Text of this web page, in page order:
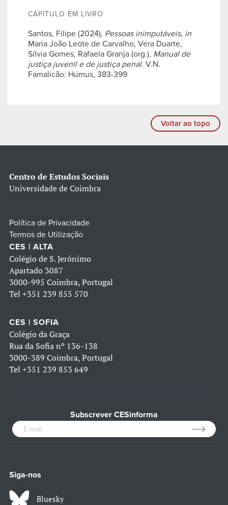
CAPÍTULO EM LIVRO
Santos, Filipe (2024), Pessoas inimputáveis, in
Maria João Leote de Carvalho, Vera Duarte,
Sílvia Gomes, Rafaela Granja (org.), Manual de
justiça juvenil e de justiça penal. V.N.
Famalicão: Húmus, 383-399
Voltar ao topo
Centro de Estudos Sociais
Universidade de Coimbra
Política de Privacidade
Termos de Utilização
CES | ALTA
Colégio de S. Jerónimo
Apartado 3087
3000-995 Coimbra, Portugal
Tel +351 239 855 570
CES | SOFIA
Colégio da Graça
Rua da Sofia nº 136-138
3000-389 Coimbra, Portugal
Tel +351 239 853 649
Subscrever CESinforma
Siga-nos
Bluesky